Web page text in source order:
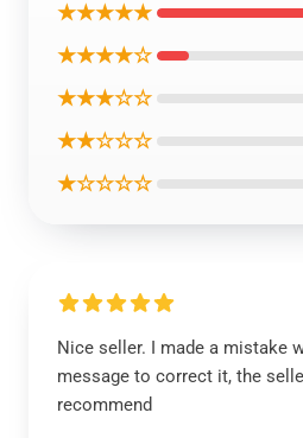
★★★★★
★★★★☆
★★★☆☆
★★☆☆☆
★☆☆☆☆
Nice seller. I made a mistake
message to correct it, the
recommend